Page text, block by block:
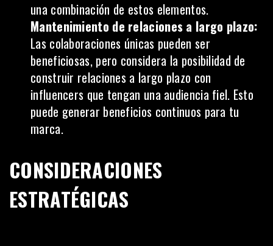
una combinación de estos elementos.
Mantenimiento de relaciones a largo plazo:
Las colaboraciones únicas pueden ser
beneficiosas, pero considera la posibilidad de
construir relaciones a largo plazo con
influencers que tengan una audiencia fiel. Esto
puede generar beneficios continuos para tu
marca.
CONSIDERACIONES
ESTRATÉGICAS